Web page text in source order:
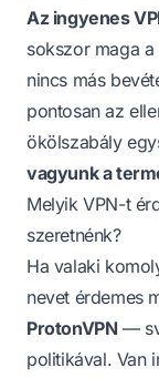
Az ingyenes
sokszor maga
nincs más
pontosan az
ökölszabály
vagyunk a
Melyik VPN-t
szeretnénk?
Ha valaki
nevet érdemes
ProtonVPN—
politikával. Van